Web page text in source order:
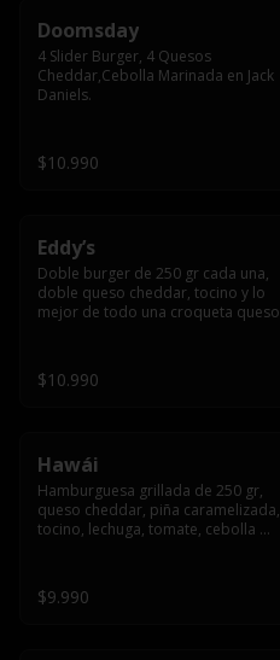
Doomsday
4 Slider Burger, 4 Quesos
Cheddar,Cebolla Marinada en Jack
Daniels.
$10.990
Eddy’s
Doble burger de 250 gr cada una,
doble queso cheddar, tocino y lo
mejor de todo una croqueta queso
$10.990
Hawái
Hamburguesa grillada de 250 gr,
queso cheddar, piña caramelizada,
tocino, lechuga, tomate, cebolla
$9.990